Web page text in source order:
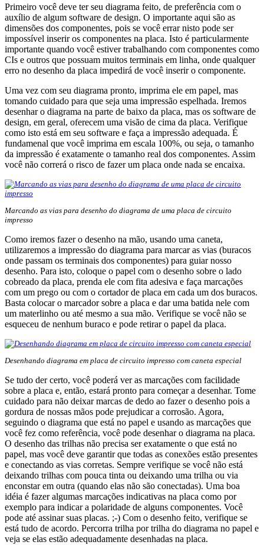
Primeiro você deve ter seu diagrama feito, de preferência com o
auxílio de algum software de design. O importante aqui são as
dimensões dos componentes, pois se você errar nisto pode ser
impossível inserir os componentes na placa. Isto é particularmente
importante quando você estiver trabalhando com componentes como
CIs e outros que possuam muitos terminais em linha, onde qualquer
erro no desenho da placa impedirá de você inserir o componente.
Uma vez com seu diagrama pronto, imprima ele em papel, mas
tomando cuidado para que seja uma impressão espelhada. Iremos
desenhar o diagrama na parte de baixo da placa, mas os software de
design, em geral, oferecem uma visão de cima da placa. Verifique
como isto está em seu software e faça a impressão adequada. É
fundamenal que você imprima em escala 100%, ou seja, o tamanho
da impressão é exatamente o tamanho real dos componentes. Assim
você não correrá o risco de fazer um placa onde nada se encaixa.
Marcando as vias para desenho do diagrama de uma placa de circuito
impresso
Como iremos fazer o desenho na mão, usando uma caneta,
utilizaremos a impressão do diagrama para marcar as vias (buracos
onde passam os terminais dos componentes) para guiar nosso
desenho. Para isto, coloque o papel com o desenho sobre o lado
cobreado da placa, prenda ele com fita adesiva e faça marcações
com um prego ou com o cortador de placa em cada um dos buracos.
Basta colocar o marcador sobre a placa e dar uma batida nele com
um materlinho ou até mesmo a sua mão. Verifique se você não se
esqueceu de nenhum buraco e pode retirar o papel da placa.
Desenhando diagrama em placa de circuito impresso com caneta especial
Se tudo der certo, você poderá ver as marcações com facilidade
sobre a placa e, então, estará pronto para começar a desenhar. Tome
cuidado para não deixar marcas de dedo ao fazer o desenho pois a
gordura de nossas mãos pode prejudicar a corrosão. Agora,
seguindo o diagrama que está no papel e usando as marcações que
você fez como referência, você pode desenhar o diagrama na placa.
O desenho das trilhas não precisa ser exatamente o que está no
papel, mas você deve garantir que todas as conexões estão presentes
e conectando as vias corretas. Sempre verifique se você não está
deixando trilhas com pouca tinta ou deixando uma trilha ou via
enconstar em outra (quando elas não são conectadas). Uma boa
idéia é fazer algumas marcações indicativas na placa como por
exemplo para indicar a polaridade de alguns componentes. Você
pode até assinar suas placas. ;-) Com o desenho feito, verifique se
está tudo de acordo. Percorra trilha por trilha do diagrama no papel e
veja se elas estão adequadamente desenhadas na placa.